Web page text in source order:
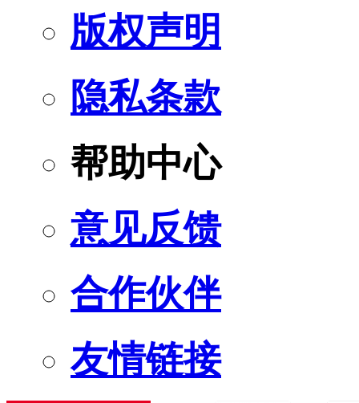
版权声明
隐私条款
帮助中心
意见反馈
合作伙伴
友情链接